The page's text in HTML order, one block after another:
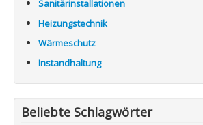
Sanitärinstallationen
Heizungstechnik
Wärmeschutz
Instandhaltung
Beliebte Schlagwörter